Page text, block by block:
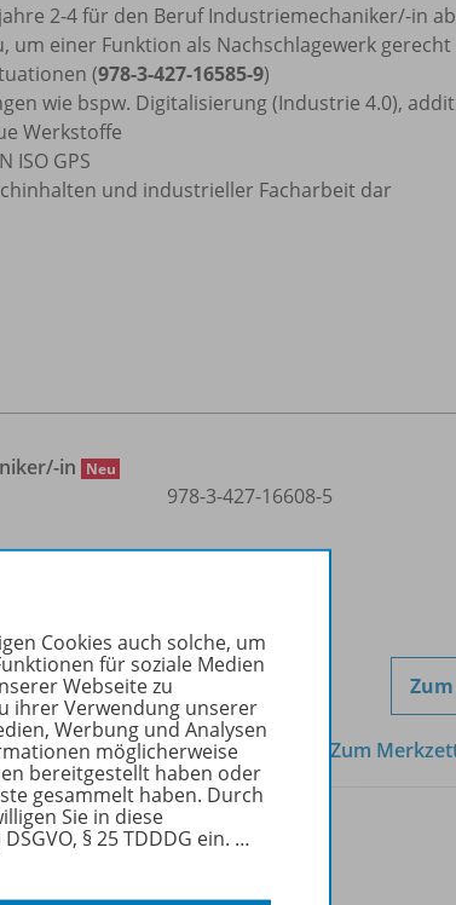
2-4 für den Beruf Industriemechaniker/-in ab
einer Funktion als Nachschlagewerk gerecht
(978-3-427-16585-9)
wie bspw. Digitalisierung (Industrie 4.0),
Werkstoffe
ISO GPS
und industrieller Facharbeit dar
-in Neu
erhältlich
978-3-427-16608-5
Zum
-in
5-8 Neu WEB-427-16609
Cookies auch solche, um
für soziale Medien
Webseite zu
ihrer Verwendung unserer
Werbung und Analysen
möglicherweise
bereitgestellt haben oder
gesammelt haben. Durch
Sie in diese
§ 25 TDDDG ein. …